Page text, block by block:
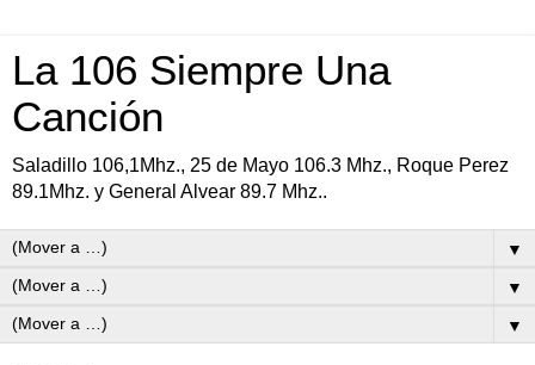
La 106 Siempre Una
Canción
Saladillo 106,1Mhz., 25 de Mayo 106.3 Mhz., Roque Perez
89.1Mhz. y General Alvear 89.7 Mhz..
▼
▼
▼